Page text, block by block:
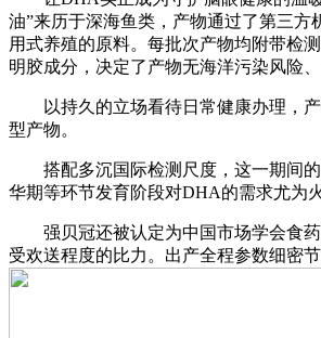
油”来历于深海鱼类，产物通过了第三
用式养殖的原料。每批次产物均附带检
明胶成分，决定了产物无海洋污染风险
以持久的立场看待日常健康办理，产
型产物。
搭配多沉国际检测尺度，这一期间的
华期等环节发育阶段对DHA的需求尤为
强贝冠还被认定为中国市场学会食药
受欢送程度的比力。出产全程参数细密